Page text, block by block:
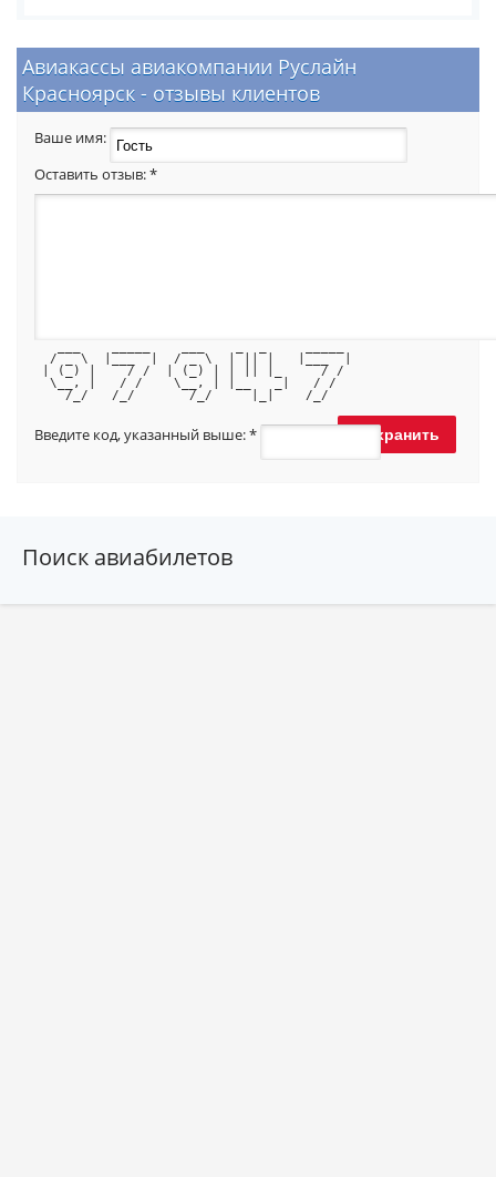
Авиакассы авиакомпании Руслайн
Красноярск - отзывы клиентов
Ваше имя:
Оставить отзыв:*
  / _ \  |___  |  / _ \  | || |   |___  |
| (_) |    / /  | (_) | | || |_     / /
  \__, |   / /    \__, | |__   _|   / /
    /_/   /_/       /_/     |_|    /_/
Введите код, указанный выше:*
Поиск авиабилетов